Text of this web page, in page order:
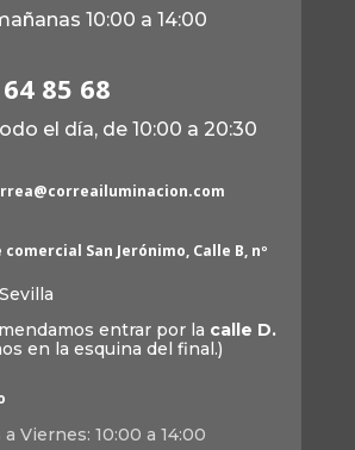
10:00 a 14:00
85 68
el día, de 10:00 a 20:30
comercial San Jerónimo, Calle B, nº
entrar por la calle D.
en la esquina del final.)
Viernes: 10:00 a 14:00